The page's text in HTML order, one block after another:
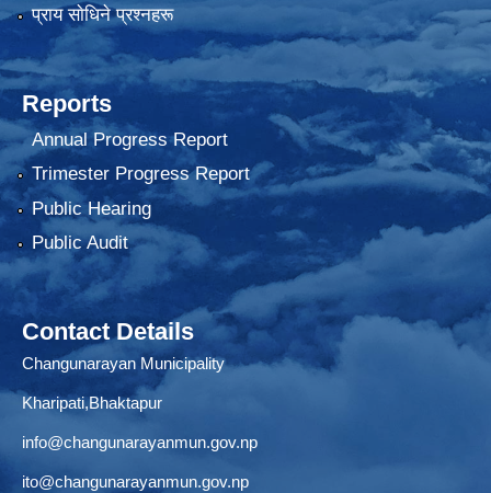
प्राय साेधिने प्रश्नहरू
Reports
Annual Progress Report
Trimester Progress Report
Public Hearing
Public Audit
Contact Details
Changunarayan Municipality
Kharipati,Bhaktapur
info@changunarayanmun.gov.np
ito@changunarayanmun.gov.np